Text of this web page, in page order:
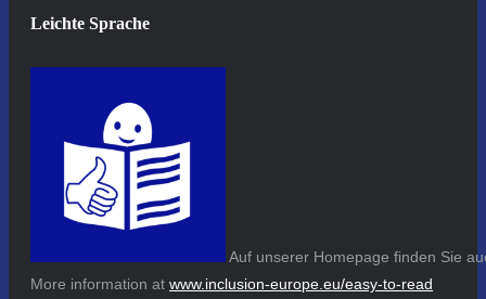
Leichte Sprache
Auf unserer Homepage finden Sie
More information at www.inclusion-europe.eu/easy-to-read